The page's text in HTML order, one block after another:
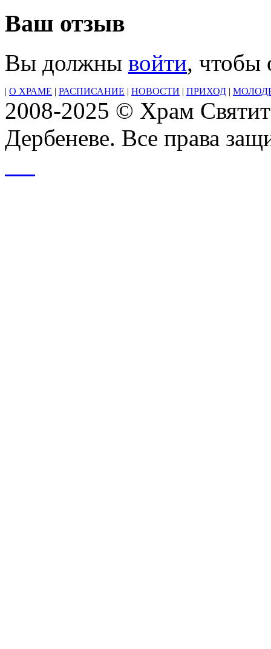
Ваш отзыв
Вы должны войти, чтобы
| О ХРАМЕ | РАСПИСАНИЕ | НОВОСТИ | ПРИХОД |
2008-2025 © Храм
Дербеневе. Все права